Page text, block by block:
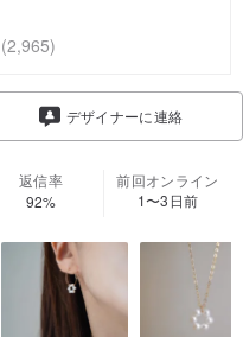
(2,965)
デザイナーに連絡
返信率
92%
前回オンライン
1〜3日前